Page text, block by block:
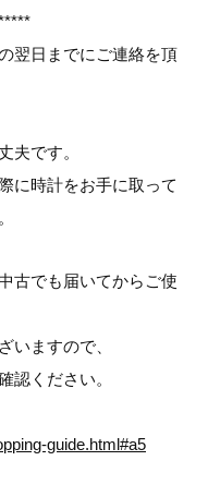
翌日までにご連絡を頂
夫です。
に時計をお手に取って
古でも届いてからご使
いますので、
認ください。
guide.html#a5